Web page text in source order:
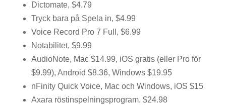
Dictomate, $4.79
Tryck bara på Spela in, $4.99
Voice Record Pro 7 Full, $6.99
Notabilitet, $9.99
AudioNote, Mac $14.99, iOS gratis (eller Pro för
$9.99), Android $8.36, Windows $19.95
nFinity Quick Voice, Mac och Windows, iOS $15
Axara röstinspelningsprogram, $24.98